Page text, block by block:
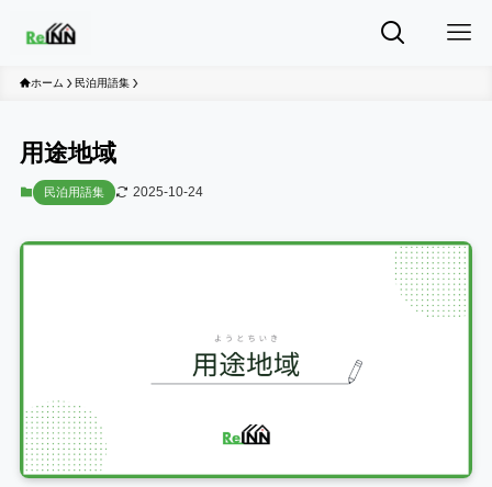
ホーム 民泊用語集
用途地域
民泊用語集 2025-10-24